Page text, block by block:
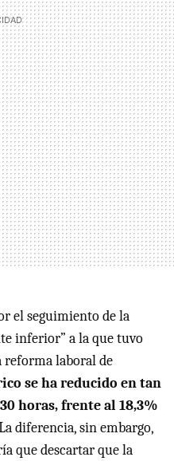
el seguimiento de la
inferior” a la que tuvo
reforma laboral de
se ha reducido en tan
horas, frente al 18,3%
diferencia, sin embargo,
que descartar que la